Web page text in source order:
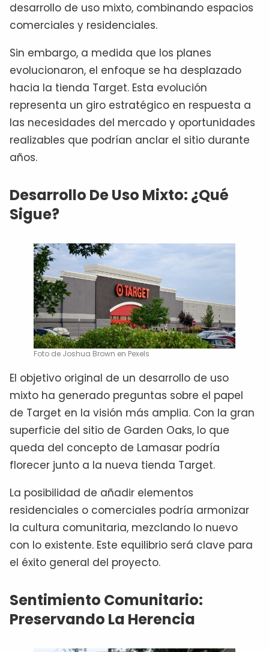
desarrollo de uso mixto, combinando espacios
comerciales y residenciales.
Sin embargo, a medida que los planes
evolucionaron, el enfoque se ha desplazado
hacia la tienda Target. Esta evolución
representa un giro estratégico en respuesta a
las necesidades del mercado y oportunidades
realizables que podrían anclar el sitio durante
años.
Desarrollo De Uso Mixto: ¿Qué
Sigue?
Foto de Joshua Brown en Pexels
El objetivo original de un desarrollo de uso
mixto ha generado preguntas sobre el papel
de Target en la visión más amplia. Con la gran
superficie del sitio de Garden Oaks, lo que
queda del concepto de Lamasar podría
florecer junto a la nueva tienda Target.
La posibilidad de añadir elementos
residenciales o comerciales podría armonizar
la cultura comunitaria, mezclando lo nuevo
con lo existente. Este equilibrio será clave para
el éxito general del proyecto.
Sentimiento Comunitario:
Preservando La Herencia